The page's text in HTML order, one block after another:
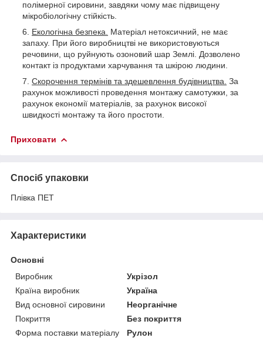
полімерної сировини, завдяки чому має підвищену
мікробіологічну стійкість.
Екологічна безпека.
Матеріал нетоксичний, не має
запаху. При його виробництві не використовуються
речовини, що руйнують озоновий шар Землі. Дозволено
контакт із продуктами харчування та шкірою людини.
Скорочення термінів та здешевлення будівництва. За
рахунок можливості проведення монтажу самотужки, за
рахунок економії матеріалів, за рахунок високої
швидкості монтажу та його простоти.
Приховати
Спосіб упаковки
Плівка ПЕТ
Характеристики
Основні
Виробник
Укрізол
Країна виробник
Україна
Вид основної сировини
Неорганічне
Покриття
Без покриття
Форма поставки матеріалу
Рулон